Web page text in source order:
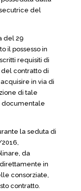
del
del 29
il possesso in
requisiti di
contratto di
in via di
di tale
documentale
la seduta di
da
in
consorziate,
contratto.